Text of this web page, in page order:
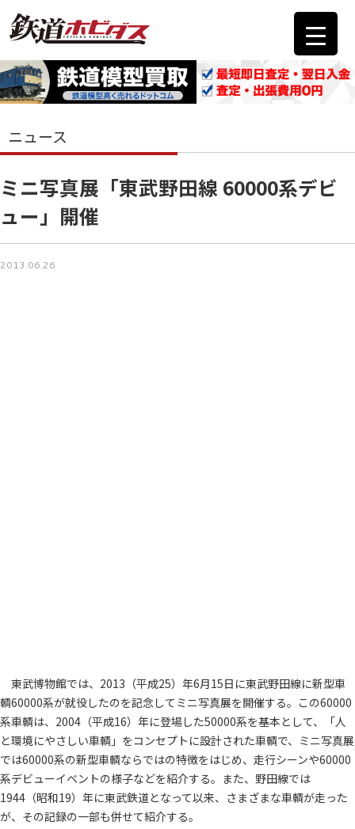
ニュース
ミニ写真展「東武野田線 60000系デビ
ュー」開催
2013.06.26
東武博物館では、2013（平成25）年6月15日に東武野田線に新型車
輌60000系が就役したのを記念してミニ写真展を開催する。この60000
系車輌は、2004（平成16）年に登場した50000系を基本として、「人
と環境にやさしい車輌」をコンセプトに設計された車輌で、ミニ写真展
では60000系の新型車輌ならではの特徴をはじめ、走行シーンや60000
系デビューイベントの様子などを紹介する。また、野田線では
1944（昭和19）年に東武鉄道となって以来、さまざまな車輌が走った
が、その記録の一部も併せて紹介する。